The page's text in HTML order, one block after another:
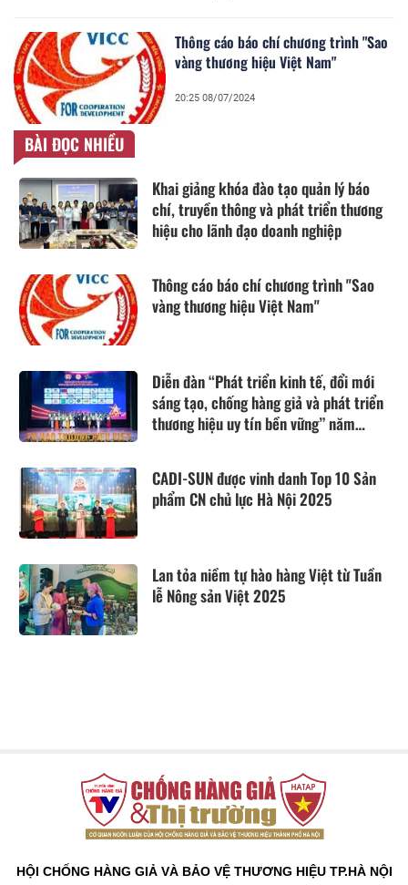
Thông cáo báo chí chương trình "Sao
vàng thương hiệu Việt Nam"
20:25 08/07/2024
BÀI ĐỌC NHIỀU
Khai giảng khóa đào tạo quản lý báo
chí, truyền thông và phát triển thương
hiệu cho lãnh đạo doanh nghiệp
Thông cáo báo chí chương trình "Sao
vàng thương hiệu Việt Nam"
Diễn đàn “Phát triển kinh tế, đổi mới
sáng tạo, chống hàng giả và phát triển
thương hiệu uy tín bền vững” năm
CADI-SUN được vinh danh Top 10 Sản
phẩm CN chủ lực Hà Nội 2025
Lan tỏa niềm tự hào hàng Việt từ Tuần
lễ Nông sản Việt 2025
HỘI CHỐNG HÀNG GIẢ VÀ BẢO VỆ THƯƠNG HIỆU TP.HÀ NỘI